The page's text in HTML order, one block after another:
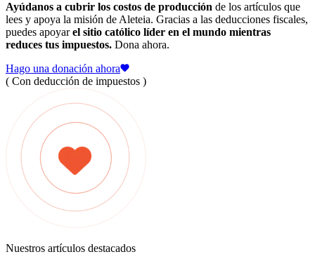
Ayúdanos a cubrir los costos de producción de los artículos que
lees y apoya la misión de Aleteia. Gracias a las deducciones fiscales,
puedes apoyarel sitio católico líder en el mundo mientras
reduces tus impuestos. Dona ahora.
Hago una donación ahora
( Con deducción de impuestos )
Nuestros artículos destacados